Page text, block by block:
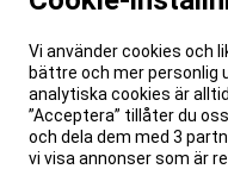
Vi använder cookies och
bättre och mer personlig
analytiska cookies är
”Acceptera” tillåter du
och dela dem med 3
vi visa annonser som är